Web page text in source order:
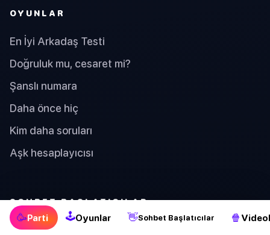
🥳Parti 🕹Oyunlar 👋Sohbet Başlatıcılar 🍿
OYUNLAR
En İyi Arkadaş Testi
Doğruluk mu, cesaret mi?
Şanslı numara
Daha önce hiç
Kim daha soruları
Aşk hesaplayıcısı
SOHBET BAŞLATICILAR
Harika bir Tinder biyografisi nasıl yazılır